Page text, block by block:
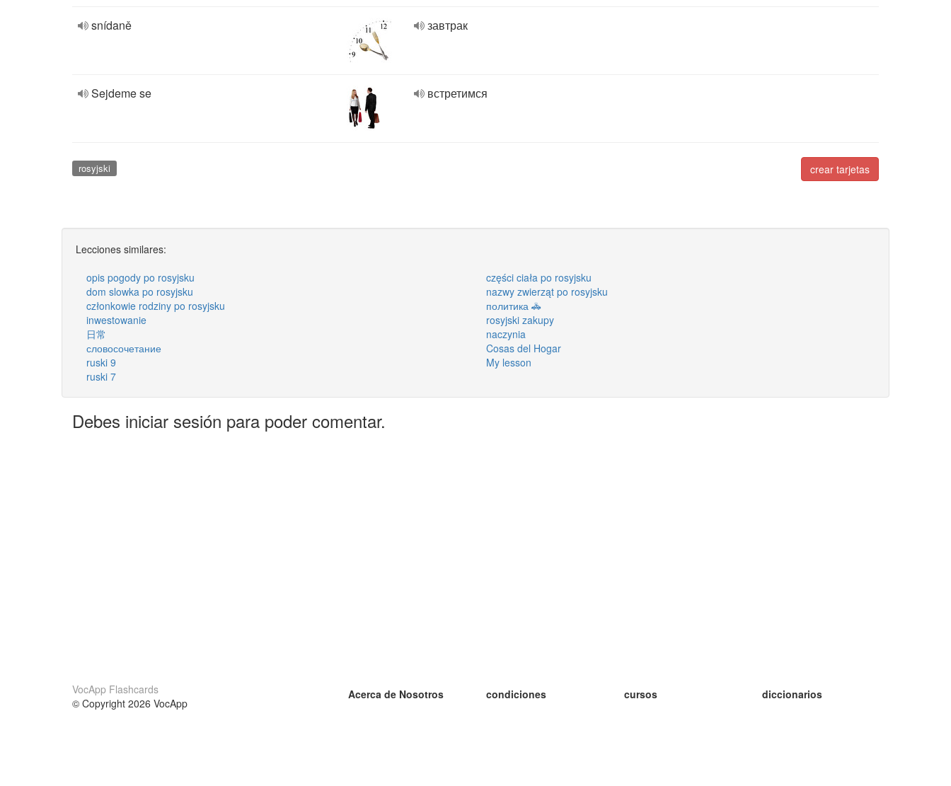
snídaně завтрак
Sejdeme se встретимся
crear tarjetas
rosyjski
Lecciones similares:
opis pogody po rosyjsku
części ciała po rosyjsku
dom slowka po rosyjsku
nazwy zwierząt po rosyjsku
członkowie rodziny po rosyjsku
политика 🚓
inwestowanie
rosyjski zakupy
日常
naczynia
словосочетание
Cosas del Hogar
ruski 9
My lesson
ruski 7
Debes iniciar sesión para poder comentar.
VocApp Flashcards
© Copyright 2026 VocApp
Acerca de Nosotros
condiciones
cursos
diccionarios